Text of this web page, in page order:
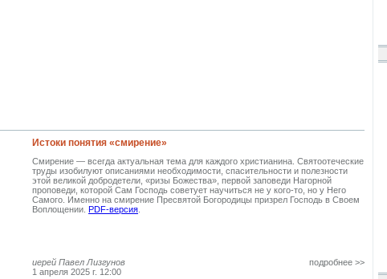
Истоки понятия «смирение»
Смирение — всегда актуальная тема для каждого христианина. Святоотеческие
труды изобилуют описаниями необходимости, спасительности и полезности
этой великой добродетели, «ризы Божества», первой заповеди Нагорной
проповеди, которой Сам Господь советует научиться не у кого-то, но у Него
Самого. Именно на смирение Пресвятой Богородицы призрел Господь в Своем
Воплощении PDF-версия
иерей Павел Лизгунов
1 апреля 2025 г. 12:00
подробнее >>